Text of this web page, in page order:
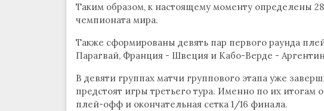
Таким образом, к настоящему моменту определены
чемпионата мира.
Также сформированы девять пар первого раунда
Парагвай, Франция - Швеция и Кабо-Верде -
В девяти группах матчи группового этапа уже
предстоят игры третьего тура. Именно по их итогам
плей-офф и окончательная сетка 1/16 финала.